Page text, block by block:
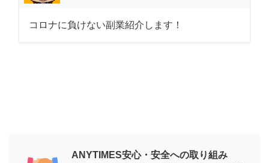
コロナに負けない副業紹介します！
ANYTIMES安心・安全への取り組み